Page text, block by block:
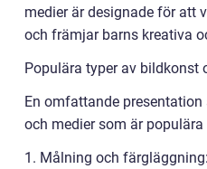
medier är designade för att
och främjar barns kreativa
Populära typer av bildkonst
En omfattande
och medier som är
1. Målning och